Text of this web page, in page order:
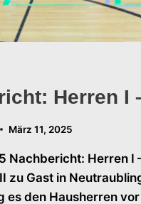
Herren I
März 11, 2025
Nachbericht: Herren I
zu Gast in
es den Hausherren